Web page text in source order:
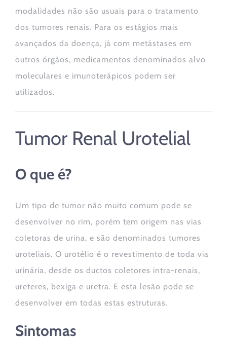
modalidades não são usuais para o tratamento
dos tumores renais. Para os estágios mais
avançados da doença, já com metástases em
outros órgãos, medicamentos denominados alvo
moleculares e imunoterápicos podem ser
utilizados.
Tumor Renal Urotelial
O que é?
Um tipo de tumor não muito comum pode se
desenvolver no rim, porém tem origem nas vias
coletoras de urina, e são denominados tumores
uroteliais. O urotélio é o revestimento de toda via
urinária, desde os ductos coletores intra-renais,
ureteres, bexiga e uretra. E esta lesão pode se
desenvolver em todas estas estruturas.
Sintomas